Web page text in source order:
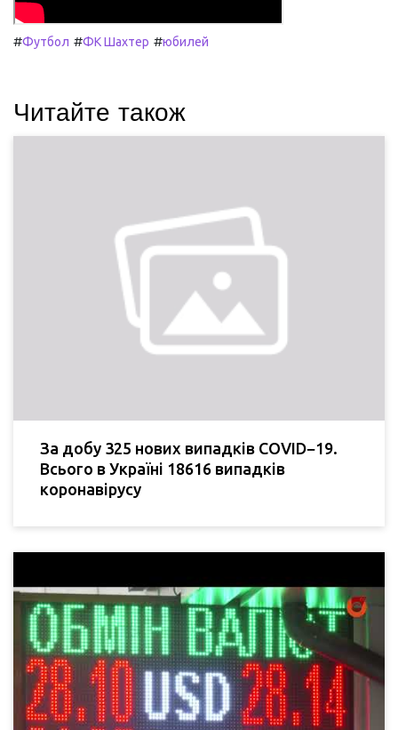
#Футбол #ФК Шахтер #юбилей
Читайте також
За добу 325 нових випадків COVID−19.
Всього в Україні 18616 випадків
коронавірусу